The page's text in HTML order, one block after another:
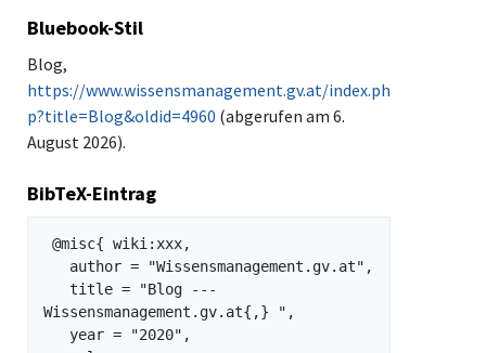
Bluebook-Stil
Blog,
https://www.wissensmanagement.gv.at/index.ph
p?title=Blog&oldid=4960 (abgerufen am 6.
August 2026).
BibTeX-Eintrag
Wissensmanagement.gv.at{,} ",